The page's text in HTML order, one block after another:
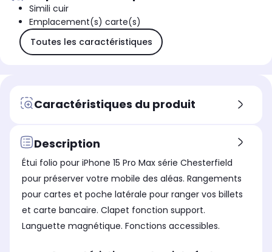
Simili cuir
Emplacement(s) carte(s)
Toutes les caractéristiques
Caractéristiques du produit
Description
Étui folio pour iPhone 15 Pro Max série Chesterfield
pour préserver votre mobile des aléas. Rangements
pour cartes et poche latérale pour ranger vos billets
et carte bancaire. Clapet fonction support.
Languette magnétique. Fonctions accessibles.